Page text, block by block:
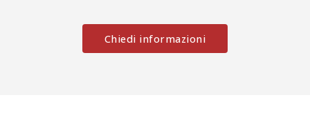
Chiedi informazioni